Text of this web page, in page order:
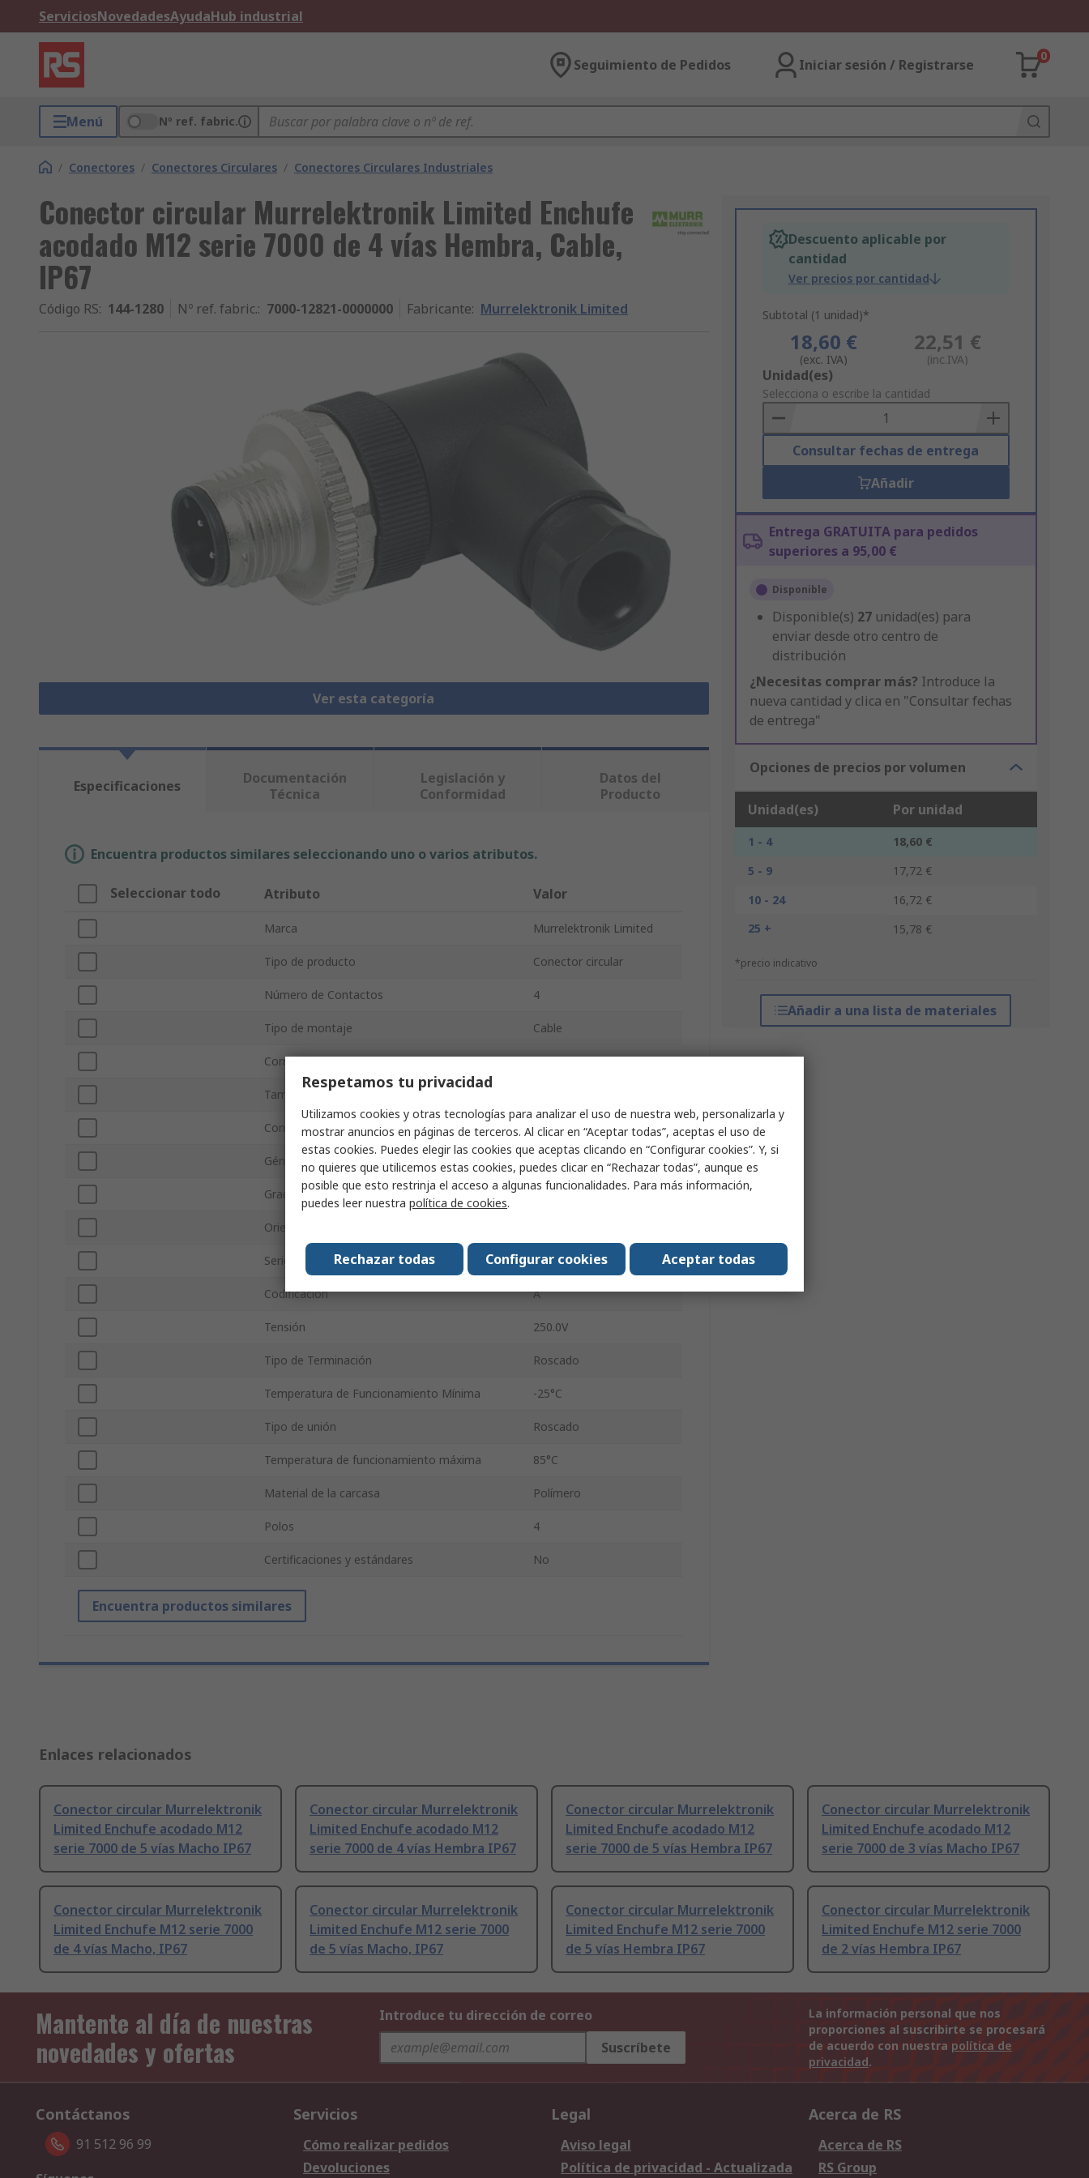
ServiciosNovedadesAyudaHub industrial
Seguimiento de Pedidos Iniciar sesión / Registrarse
0
Menú Nº ref. fabric.
/ Conectores / Conectores Circulares / Conectores Circulares Industriales
Conector circular Murrelektronik Limited Enchufe
acodado M12 serie 7000 de 4 vías Hembra, Cable,
IP67
Código RS: 144-1280 Nº ref. fabric.: 7000-12821-0000000 Fabricante: Murrelektronik Limited
Ver esta categoría
Descuento aplicable por
cantidad
Ver precios por cantidad
Subtotal (1 unidad)*
18,60 €
(exc. IVA)
22,51 €
(inc.IVA)
Add
to
Basket
Unidad(es)
Selecciona o escribe la cantidad
Consultar fechas de entrega
Añadir
Entrega GRATUITA para pedidos
superiores a 95,00 €
Disponible
Disponible(s) 27 unidad(es) para
enviar desde otro centro de
distribución
¿Necesitas comprar más? Introduce la
nueva cantidad y clica en "Consultar fechas
de entrega"
Opciones de precios por volumen
Unidad(es) Por unidad
1 - 4
18,60 €
5 - 9
17,72 €
10 - 24
16,72 €
25 +
15,78 €
*precio indicativo
Añadir a una lista de materiales
Especificaciones
Documentación
Técnica
Legislación y
Conformidad
Datos del
Producto
Encuentra productos similares seleccionando uno o varios atributos.
Seleccionar todo Atributo Valor
Marca Murrelektronik Limited
Tipo de producto Conector circular
Número de Contactos 4
Tipo de montaje Cable
Corriente 4A
Tamaño del Conector
Conector Macho/Conector Hembra Enchufe
Género del contacto Hembra
Grado de protección IP IP67
Orientación
Serie 7000
Codificación A
Tensión 250.0V
Tipo de Terminación Roscado
Temperatura de Funcionamiento Mínima -25°C
Tipo de unión Roscado
Temperatura de funcionamiento máxima 85°C
Material de la carcasa Polímero
Polos 4
Certificaciones y estándares No
Encuentra productos similares
Enlaces relacionados
Conector circular Murrelektronik
Limited Enchufe acodado M12
serie 7000 de 5 vías Macho IP67
Conector circular Murrelektronik
Limited Enchufe acodado M12
serie 7000 de 4 vías Hembra IP67
Conector circular Murrelektronik
Limited Enchufe acodado M12
serie 7000 de 5 vías Hembra IP67
Conector circular Murrelektronik
Limited Enchufe acodado M12
serie 7000 de 3 vías Macho IP67
Conector circular Murrelektronik
Limited Enchufe M12 serie 7000
de 4 vías Macho, IP67
Conector circular Murrelektronik
Limited Enchufe M12 serie 7000
de 5 vías Macho, IP67
Conector circular Murrelektronik
Limited Enchufe M12 serie 7000
de 5 vías Hembra IP67
Conector circular Murrelektronik
Limited Enchufe M12 serie 7000
de 2 vías Hembra IP67
Mantente al día de nuestras
novedades y ofertas
Introduce tu dirección de correo
Suscríbete
La información personal que nos
proporciones al suscribirte se procesará
de acuerdo con nuestra política de
privacidad.
Contáctanos
91 512 96 99
Servicios
Cómo realizar pedidos
Devoluciones
Legal
Aviso legal
Política de privacidad - Actualizada
Acerca de RS
Acerca de RS
RS Group
Respetamos tu privacidad
Utilizamos cookies y otras tecnologías para analizar el uso de nuestra web, personalizarla y
mostrar anuncios en páginas de terceros. Al clicar en “Aceptar todas”, aceptas el uso de
estas cookies. Puedes elegir las cookies que aceptas clicando en “Configurar cookies”. Y, si
no quieres que utilicemos estas cookies, puedes clicar en “Rechazar todas”, aunque es
posible que esto restrinja el acceso a algunas funcionalidades. Para más información,
puedes leer nuestra política de cookies.
Aceptar todas
Configurar cookies
Rechazar todas